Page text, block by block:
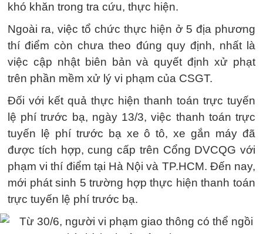
khó khăn trong tra cứu, thực hiện.
Ngoài ra, việc tổ chức thực hiện ở 5 địa phương
thí điểm còn chưa theo đúng quy định, nhất là
việc cập nhật biên bản và quyết định xử phạt
trên phần mềm xử lý vi phạm của CSGT.
Đối với kết quả thực hiện thanh toán trực tuyến
lệ phí trước bạ, ngày 13/3, việc thanh toán trực
tuyến lệ phí trước bạ xe ô tô, xe gắn máy đã
được tích hợp, cung cấp trên Cổng DVCQG với
phạm vi thí điểm tại Hà Nội và TP.HCM. Đến nay,
mới phát sinh 5 trường hợp thực hiện thanh toán
trực tuyến lệ phí trước bạ.